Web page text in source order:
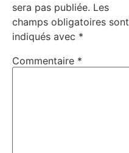
sera pas publiée. Les
champs obligatoires sont
indiqués avec *
Commentaire *